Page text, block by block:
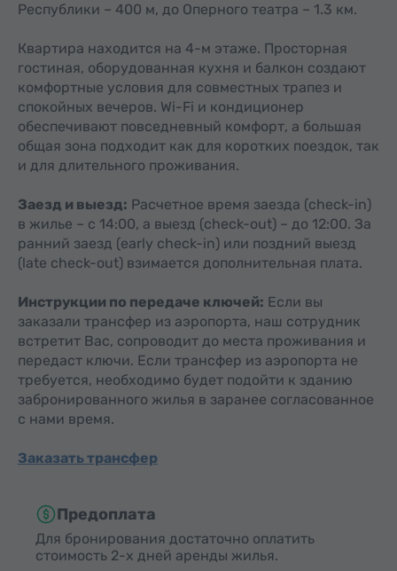
Республики – 400 м, до Оперного театра – 1.3 км.
Квартира находится на 4-м этаже. Просторная
гостиная, оборудованная кухня и балкон создают
комфортные условия для совместных трапез и
спокойных вечеров. Wi-Fi и кондиционер
обеспечивают повседневный комфорт, а большая
общая зона подходит как для коротких поездок, так
и для длительного проживания.
Заезд и выезд: Расчетное время заезда (check-in)
в жилье – с 14:00, а выезд (check-out) – до 12:00. За
ранний заезд (early check-in) или поздний выезд
(late check-out) взимается дополнительная плата.
Инструкции по передаче ключей: Если вы
заказали трансфер из аэропорта, наш сотрудник
встретит Вас, сопроводит до места проживания и
передаст ключи. Если трансфер из аэропорта не
требуется, необходимо будет подойти к зданию
забронированного жилья в заранее согласованное
с нами время.
Заказать трансфер
Предоплата
Для бронирования достаточно оплатить
стоимость 2-х дней аренды жилья.